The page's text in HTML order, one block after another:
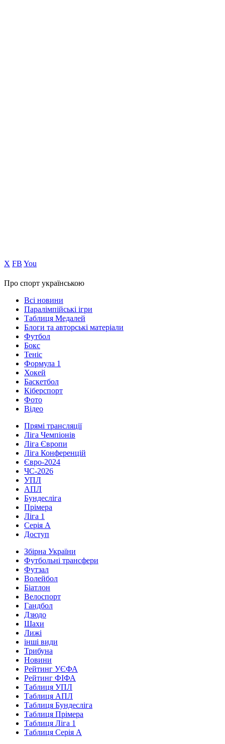
Х FB You
Про спорт українською
Всі новини
Паралімпійські ігри
Таблиця Медалей
Блоги та авторські матеріали
Футбол
Бокс
Теніс
Формула 1
Хокей
Баскетбол
Кіберспорт
Фото
Відео
Прямі трансляції
Ліга Чемпіонів
Ліга Європи
Ліга Конференцій
Євро-2024
ЧС-2026
УПЛ
АПЛ
Бундесліга
Прімера
Ліга 1
Серія А
Доступ
Збірна України
Футбольні трансфери
Футзал
Волейбол
Біатлон
Велоспорт
Гандбол
Дзюдо
Шахи
Лижі
інші види
Трибуна
Новини
Рейтинг УЄФА
Рейтинг ФІФА
Таблиця УПЛ
Таблиця АПЛ
Таблиця Бундесліга
Таблиця Прімера
Таблиця Ліга 1
Таблиця Серія А